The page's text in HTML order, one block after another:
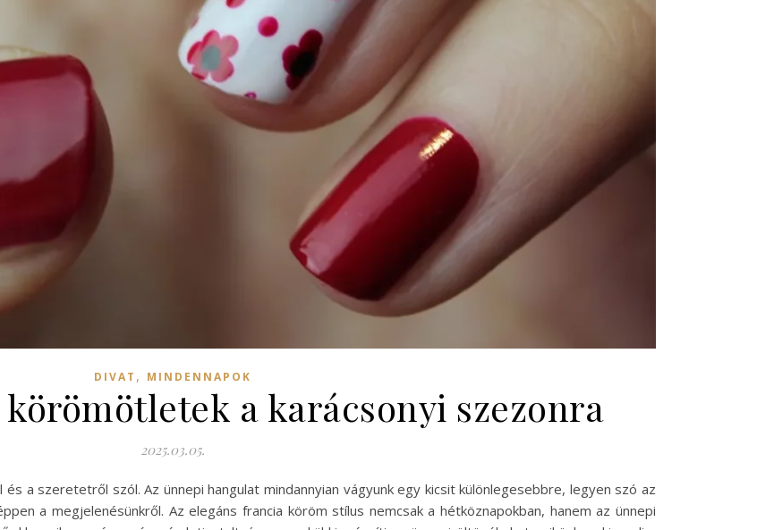
DIVAT , MINDENNAPOK
a karácsonyi szezonra
2025.03.05.
a szeretetről szól. Az ünnepi hangulat mindannyian vágyunk egy kicsit különlegesebbre, legyen szó az
a megjelenésünkről. Az elegáns francia köröm stílus nemcsak a hétköznapokban, hanem az ünnepi